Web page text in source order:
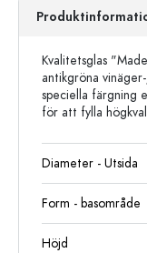
Kvalitetsglas
antikgröna
speciella färgning
för att fylla
Diameter - Utsida
Form - basområde
Höjd